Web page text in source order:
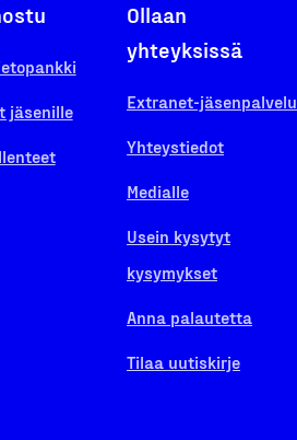
jäsenille
Ollaan
yhteyksissä
Extranet-jäsenpalvelu
Yhteystiedot
Medialle
Usein kysytyt
kysymykset
Anna palautetta
Tilaa uutiskirje